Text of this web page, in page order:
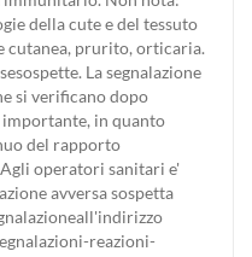
della cute e del tessuto
cutanea, prurito, orticaria.
La segnalazione
si verificano dopo
in quanto
del rapporto
operatori sanitari e'
avversa sospetta
reazioni-